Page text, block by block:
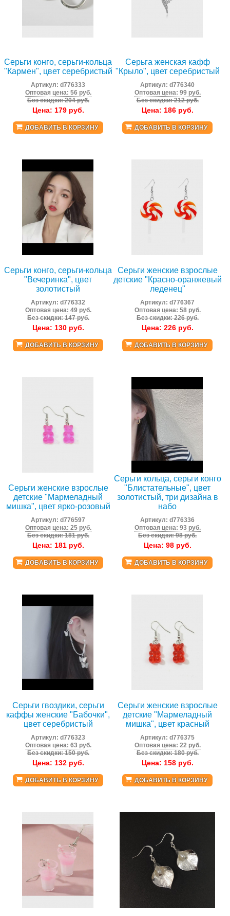
Серьги конго, серьги-кольца
"Кармен", цвет серебристый
Артикул:d776333
Оптовая цена: 56 руб.
Без скидки: 204 руб.
Цена: 179руб.
ДОБАВИТЬ В КОРЗИНУ
Серьга женская кафф
"Крыло", цвет серебристый
Артикул:d776340
Оптовая цена: 99 руб.
Без скидки: 212 руб.
Цена: 186руб.
ДОБАВИТЬ В КОРЗИНУ
Серьги конго, серьги-кольца
"Вечеринка", цвет
золотистый
Артикул:d776332
Оптовая цена: 49 руб.
Без скидки: 147 руб.
Цена: 130руб.
ДОБАВИТЬ В КОРЗИНУ
Серьги женские взрослые
детские "Красно-оранжевый
леденец"
Артикул:d776367
Оптовая цена: 58 руб.
Без скидки: 226 руб.
Цена: 226руб.
ДОБАВИТЬ В КОРЗИНУ
Серьги женские взрослые
детские "Мармеладный
мишка", цвет ярко-розовый
Артикул:d776597
Оптовая цена: 25 руб.
Без скидки: 181 руб.
Цена: 181руб.
ДОБАВИТЬ В КОРЗИНУ
Серьги кольца, серьги конго
"Блистательные", цвет
золотистый, три дизайна в
набо
Артикул:d776336
Оптовая цена: 93 руб.
Без скидки: 98 руб.
Цена: 98руб.
ДОБАВИТЬ В КОРЗИНУ
Серьги гвоздики, серьги
каффы женские "Бабочки",
цвет серебристый
Артикул:d776323
Оптовая цена: 63 руб.
Без скидки: 150 руб.
Цена: 132руб.
ДОБАВИТЬ В КОРЗИНУ
Серьги женские взрослые
детские "Мармеладный
мишка", цвет красный
Артикул:d776375
Оптовая цена: 22 руб.
Без скидки: 180 руб.
Цена: 158руб.
ДОБАВИТЬ В КОРЗИНУ